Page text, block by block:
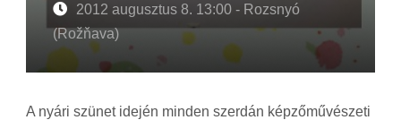
2012 augusztus 8. 13:00 - Rozsnyó
(Rožňava)
A nyári szünet idején minden szerdán képzőművészeti